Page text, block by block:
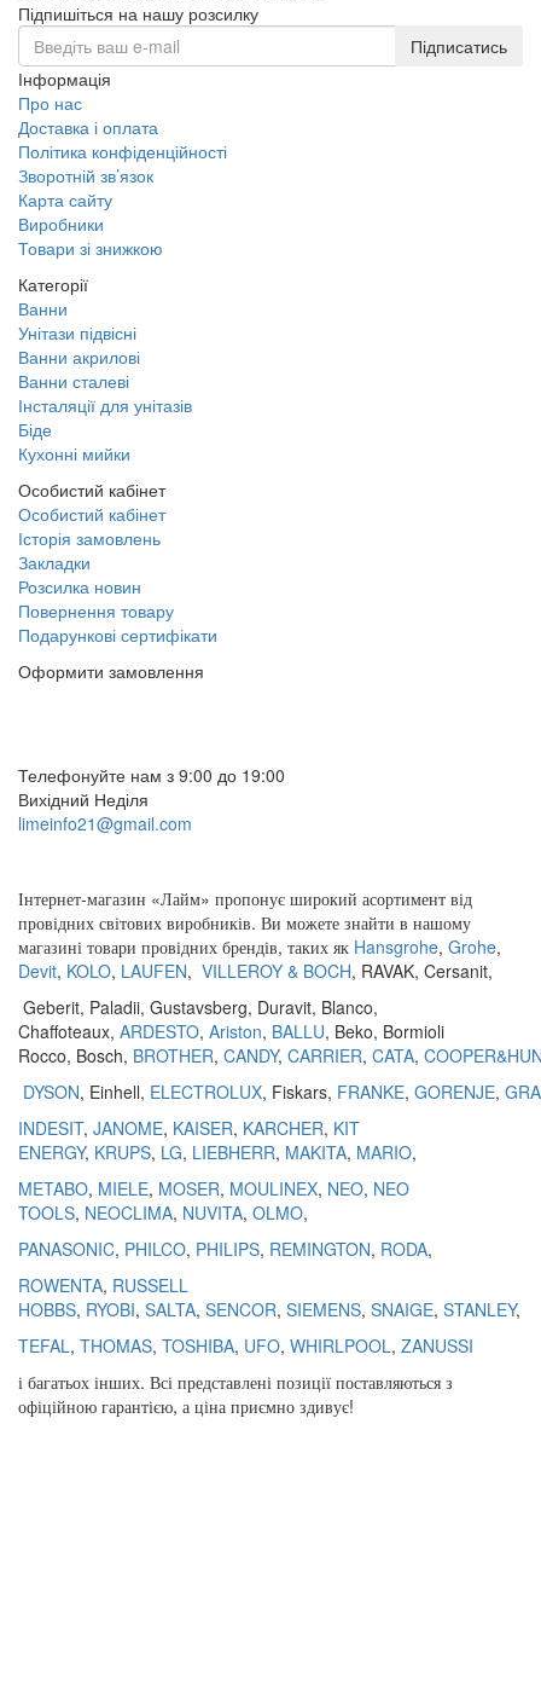
Підпишіться на нашу розсилку
Підписатись
Інформація
Про нас
Доставка і оплата
Політика конфіденційності
Зворотній зв’язок
Карта сайту
Виробники
Товари зі знижкою
Категорії
Ванни
Унітази підвісні
Ванни акрилові
Ванни сталеві
Інсталяції для унітазів
Біде
Кухонні мийки
Особистий кабінет
Особистий кабінет
Історія замовлень
Закладки
Розсилка новин
Повернення товару
Подарункові сертифікати
Оформити замовлення
Телефонуйте нам з 9:00 до 19:00
Вихідний Неділя
limeinfo21@gmail.com
Інтернет-магазин «Лайм» пропонує широкий асортимент від
провідних світових виробників. Ви можете знайти в нашому
магазині товари провідних брендів, таких як Hansgrohe, Grohe,
Devit, KOLO, LAUFEN, VILLEROY & BOCH, RAVAK, Cersanit,
Geberit, Paladii, Gustavsberg, Duravit, Blanco,
Chaffoteaux, ARDESTO, Ariston, BALLU, Beko, Bormioli
Rocco, Bosch, BROTHER, CANDY, CARRIER, CATA,
DYSON, Einhell, ELECTROLUX, Fiskars, FRANKE, GORENJE,
INDESIT, JANOME, KAISER, KARCHER, KIT
ENERGY, KRUPS, LG, LIEBHERR, MAKITA, MARIO,
METABO, MIELE, MOSER, MOULINEX, NEO, NEO
TOOLS, NEOCLIMA, NUVITA, OLMO,
PANASONIC, PHILCO, PHILIPS, REMINGTON, RODA,
ROWENTA, RUSSELL
HOBBS, RYOBI, SALTA, SENCOR, SIEMENS, SNAIGE, STANLEY,
TEFAL, THOMAS, TOSHIBA, UFO, WHIRLPOOL, ZANUSSI
і багатьох інших. Всі представлені позиції поставляються з
офіційною гарантією, а ціна приємно здивує!